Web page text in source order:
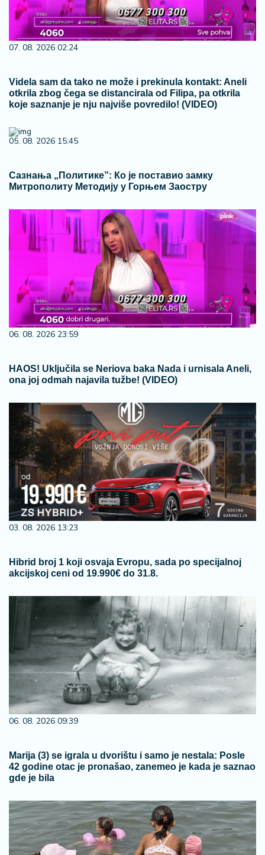
07. 08. 2026 02:24
Videla sam da tako ne može i prekinula kontakt: Aneli
otkrila zbog čega se distancirala od Filipa, pa otkrila
koje saznanje je nju najviše povredilo! (VIDEO)
05. 08. 2026 15:45
Сазнања „Политике”: Ко је поставио замку
Митрополиту Методију у Горњем Заостру
06. 08. 2026 23:59
HAOS! Uključila se Neriova baka Nada i urnisala Aneli,
ona joj odmah najavila tužbe! (VIDEO)
03. 08. 2026 13:23
Hibrid broj 1 koji osvaja Evropu, sada po specijalnoj
akcijskoj ceni od 19.990€ do 31.8.
06. 08. 2026 09:39
Marija (3) se igrala u dvorištu i samo je nestala: Posle
42 godine otac je pronašao, zanemeo je kada je saznao
gde je bila